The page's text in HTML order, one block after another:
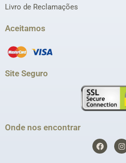
Livro de Reclamações
Aceitamos
Site Seguro
Onde nos encontrar
F
a
c
I
n
s